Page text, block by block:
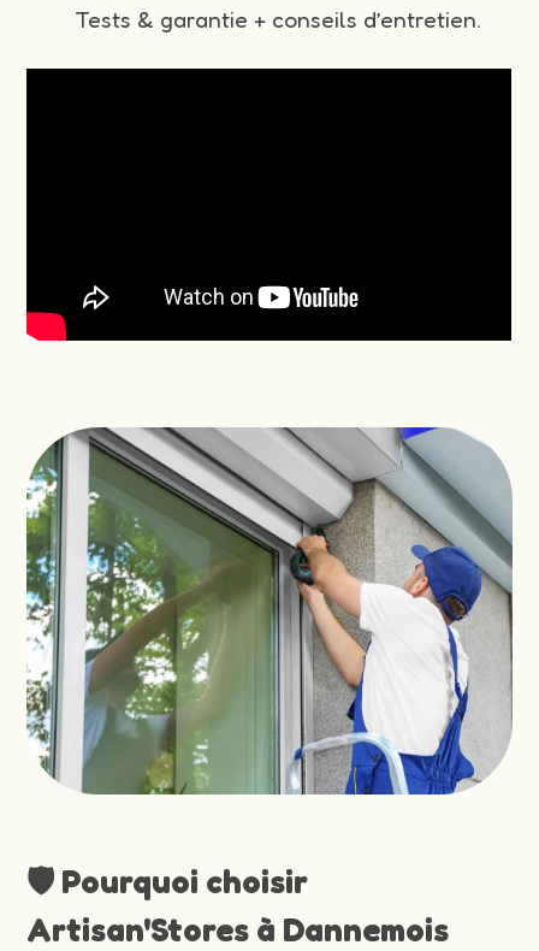
Tests & garantie + conseils d’entretien.
🛡️ Pourquoi choisir
Artisan'Stores à Dannemois